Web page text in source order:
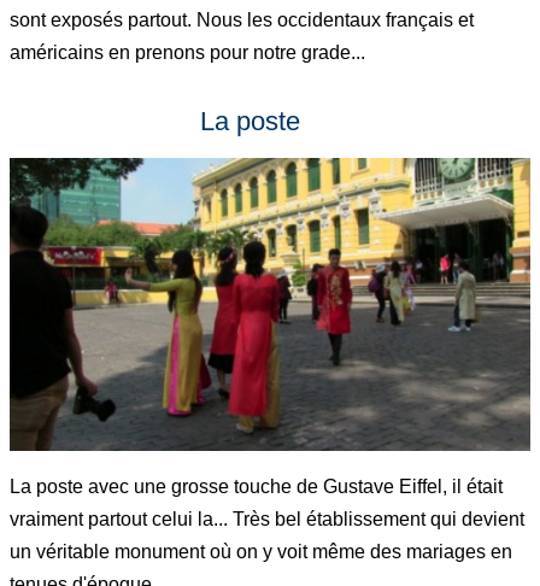
sont exposés partout. Nous les occidentaux français et
américains en prenons pour notre grade...
La poste
La poste avec une grosse touche de Gustave Eiffel, il était
vraiment partout celui la... Très bel établissement qui devient
un véritable monument où on y voit même des mariages en